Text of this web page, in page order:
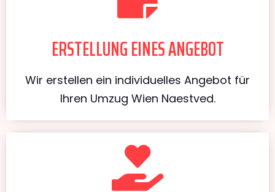
ERSTELLUNG EINES ANGEBOT
Wir erstellen ein individuelles Angebot für
Ihren Umzug Wien Naestved.